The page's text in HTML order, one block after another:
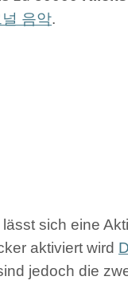
음악.
lässt sich eine
aktiviert wird
jedoch die